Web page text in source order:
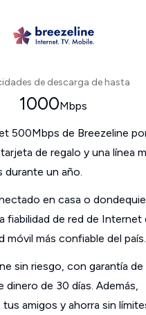
de descarga de hasta
1000Mbps
500Mbps de Breezeline
de regalo y una línea
durante un año.
en casa o
fiabilidad de red de Internet
móvil más confiable del país.
sin riesgo, con garantía de
dinero de 30 días. Además,
amigos y ahorra sin